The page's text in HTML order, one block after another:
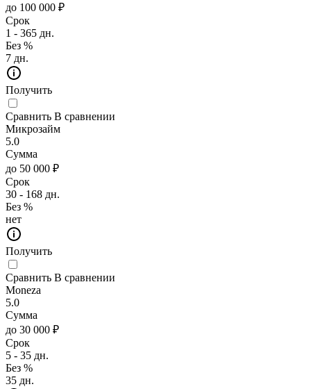
до 100 000 ₽
Срок
1 - 365 дн.
Без %
7 дн.
Получить
Сравнить В сравнении
Микрозайм
5.0
Сумма
до 50 000 ₽
Срок
30 - 168 дн.
Без %
нет
Получить
Сравнить В сравнении
Moneza
5.0
Сумма
до 30 000 ₽
Срок
5 - 35 дн.
Без %
35 дн.